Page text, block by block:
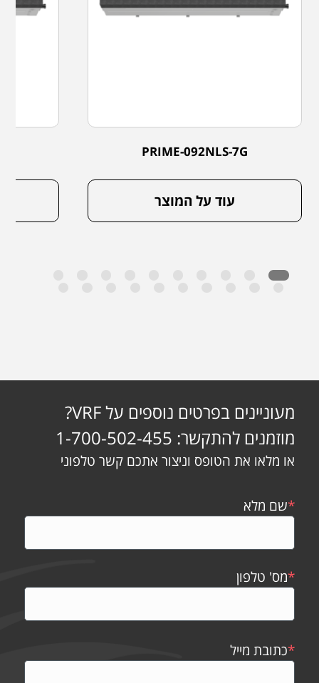
PRIME-092NLS-7G
עוד על המוצר
מעוניינים בפרטים נוספים על VRF?
מוזמנים להתקשר: 1-700-502-455
או מלאו את הטופס וניצור אתכם קשר טלפוני
*שם מלא
*מס' טלפון
*כתובת מייל